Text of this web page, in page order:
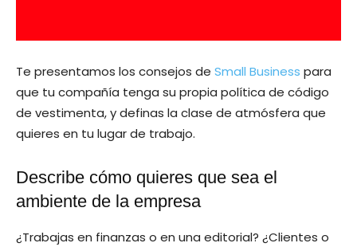
Te presentamos los consejos de Small Business para
que tu compañía tenga su propia política de código
de vestimenta, y definas la clase de atmósfera que
quieres en tu lugar de trabajo.
Describe cómo quieres que sea el
ambiente de la empresa
¿Trabajas en finanzas o en una editorial? ¿Clientes o